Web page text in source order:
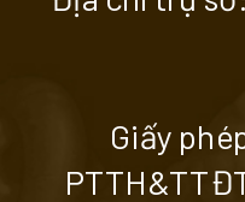
Giấy